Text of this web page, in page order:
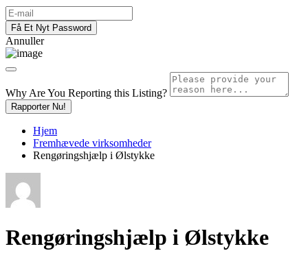
Annuller
Why Are You Reporting this Listing?
Rapporter Nu!
Hjem
Fremhævede virksomheder
Rengøringshjælp i Ølstykke
Rengøringshjælp i Ølstykke